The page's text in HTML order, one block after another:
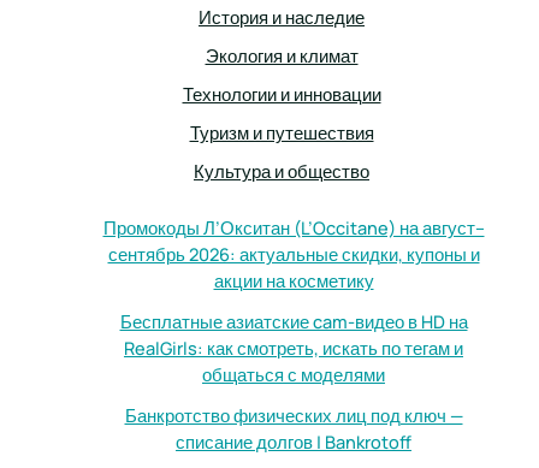
История и наследие
Экология и климат
Технологии и инновации
Туризм и путешествия
Культура и общество
Промокоды Л’Окситан (L’Occitane) на август–
сентябрь 2026: актуальные скидки, купоны и
акции на косметику
Бесплатные азиатские cam-видео в HD на
RealGirls: как смотреть, искать по тегам и
общаться с моделями
Банкротство физических лиц под ключ —
списание долгов | Bankrotoff